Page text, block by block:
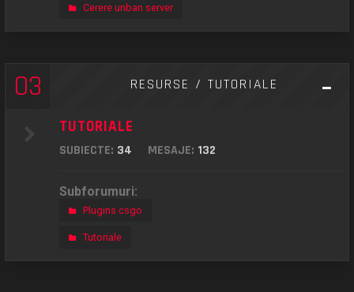
Cerere unban server
03 RESURSE / TUTORIALE
TUTORIALE
SUBIECTE: 34 MESAJE: 132
Subforumuri:
Plugins csgo
Tutoriale